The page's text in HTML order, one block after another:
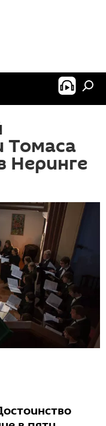
Томаса
Неринге